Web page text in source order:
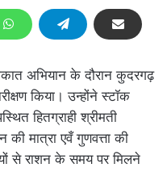
अभियान के दौरान कुदरगढ़
किया। उन्होंने स्टॉक
हितग्राही श्रीमती
मात्रा एवँ गुणवत्ता की
से राशन के समय पर मिलने